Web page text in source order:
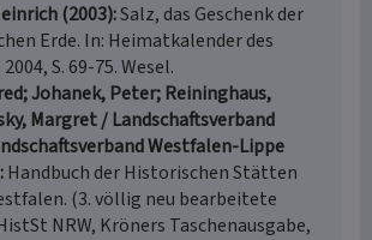
(2003) Salz, das Geschenk der
Erde. In: Heimatkalender des
S. 69-75. Wesel.
Johanek, Peter; Reininghaus,
Margret / Landschaftsverband
Westfalen-Lippe
Handbuch der Historischen Stätten
(3. völlig neu bearbeitete
NRW, Kröners Taschenausgabe,